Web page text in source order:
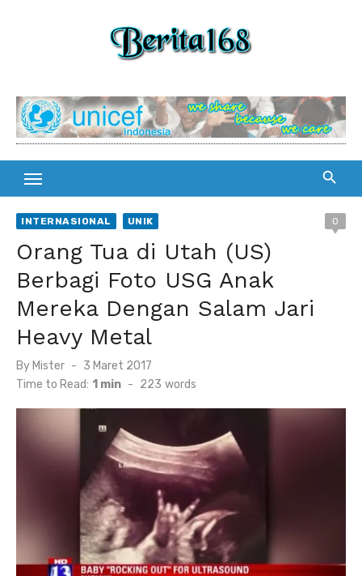
INTERNASIONAL UNIK 0
Orang Tua di Utah (US)
Berbagi Foto USG Anak
Mereka Dengan Salam Jari
Heavy Metal
By Mister
Posted
on
3 Maret 2017
Time to Read: 1 min - 223 words